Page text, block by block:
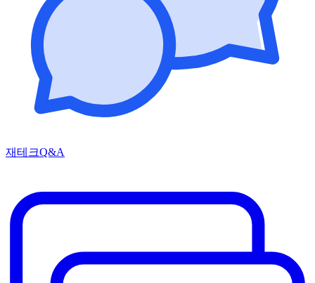
재테크Q&A